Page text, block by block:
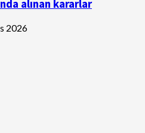
alınan kararlar
2026